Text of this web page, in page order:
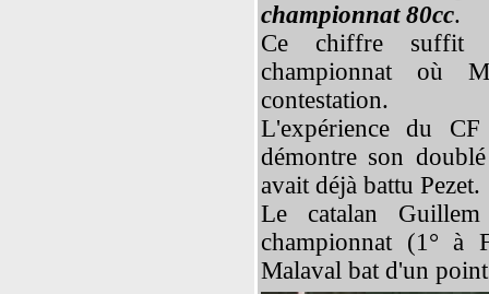
championnat 80cc.
Ce chiffre suffit
championnat où
contestation.
L'expérience du
démontre son
avait déjà battu Pezet.
Le catalan
championnat (1° à
Malaval bat d'un